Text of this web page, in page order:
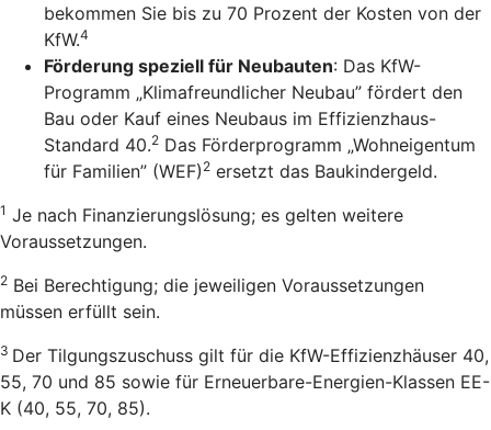
bekommen Sie bis zu 70 Prozent der Kosten von der
KfW.4
Förderung speziell für Neubauten: Das KfW-
Programm „Klimafreundlicher Neubau” fördert den
Bau oder Kauf eines Neubaus im Effizienzhaus-
Standard 40.2 Das Förderprogramm „Wohneigentum
für Familien” (WEF) 2 ersetzt das Baukindergeld.
1 Je nach Finanzierungslösung; es gelten weitere
Voraussetzungen.
2 Bei Berechtigung; die jeweiligen Voraussetzungen
müssen erfüllt sein.
3 Der Tilgungszuschuss gilt für die KfW-Effizienzhäuser 40,
55, 70 und 85 sowie für Erneuerbare-Energien-Klassen EE-
K (40, 55, 70, 85).